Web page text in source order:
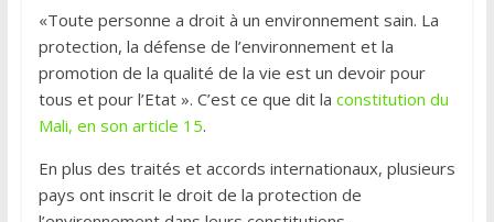
«Toute personne a droit à un environnement sain. La
protection, la défense de l’environnement et la
promotion de la qualité de la vie est un devoir pour
tous et pour l’Etat ». C’est ce que dit la constitution du
Mali, en son article 15.
En plus des traités et accords internationaux, plusieurs
pays ont inscrit le droit de la protection de